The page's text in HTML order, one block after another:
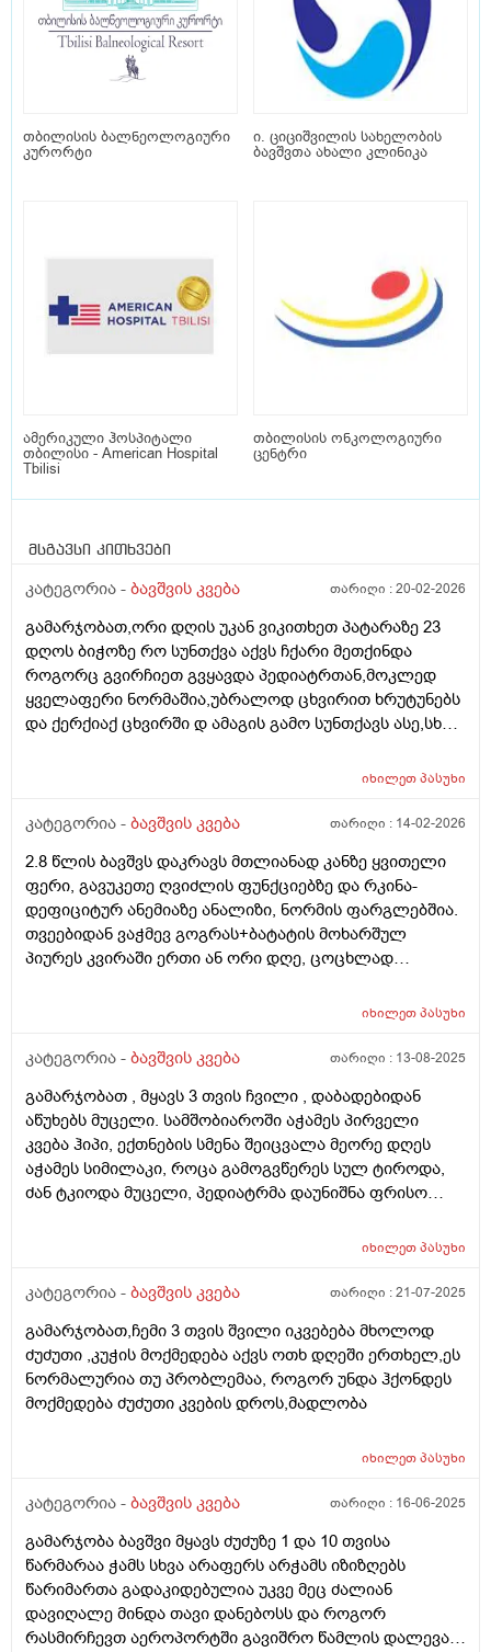
თბილისის ბალნეოლოგიური
კურორტი
ი. ციციშვილის სახელობის
ბავშვთა ახალი კლინიკა
ამერიკული ჰოსპიტალი
თბილისი - American Hospital
Tbilisi
თბილისის ონკოლოგიური
ცენტრი
მსგავსი კითხვები
კატეგორია - ბავშვის კვება თარიღი :20-02-2026
გამარჯობათ,ორი დღის უკან ვიკითხეთ პატარაზე 23
დღოს ბიჭოზე რო სუნთქვა აქვს ჩქარი მეთქინდა
როგორც გვირჩიეთ გვყავდა პედიატრთან,მოკლედ
ყველაფერი ნორმაშია,უბრალოდ ცხვირით ხრუტუნებს
და ქერქიაქ ცხვირში დ ამაგის გამო სუნთქავს ასე,სხვა
დღის 4.600 დღეს ავწონეთ,ჭამს სიმილაკ გოლდ 1.
კიდევ უნდა,ამ საღამოთი არაფრით არ დაიძინა,90
სოსკას ისე წოვს ლამის გახიოს და ასეთ დროს 120 გრ
რო მივცეთ რამე დაშავდება?როცა მივეცით 120 გრ
შეჭამა და კაი ნაქეიფარივით გატრუნული იყო და
ეძინა კარგად,რას გვირჩევთ არ აღებინებს და
პირიქით ეძებს და გადავიყვანოთ პირდაპირ 120
როგორ ჯობია?და რას იტყვით კიდევ სიმილაკი
ორი ჭამა?ახალ დაბადებულზე მიცეს კლინიკაში და
დაკრისტალებული გავიდა კუჭშიო და ვერ მოინელაო
და ახლა ისეა რო არც ბოთლებს იწუნებს ნებისმიერი
სოსკიდან ჭამს ოღონდ ვაჭამოთ,პედიატრმა კი
გვითხრა ისე რო ცოტა ბევრიაო 120 გრამიო მაგრამ
გიჟადაა ქცეული და რავქნაათ?
იხილეთპასუხი
კატეგორია - ბავშვის კვება თარიღი : 14-02-2026
2.8 წლის ბავშვს დაკრავს მთლიანად კანზე ყვითელი
ფერი, გავუკეთე ღვიძლის ფუნქციებზე და რკინა-
დეფიციტურ ანემიაზე ანალიზი, ნორმის ფარგლებშია.
თვეებიდან ვაჭმევ გოგრას+ბატატის მოხარშულ
პიურეს კვირაში ერთი ან ორი დღე, ცოცხლად
სეზონზე მანდარინსაც საკმაოდ ბევრს მიირთმევდა.
სხვა რამე ანალიზი გავუკეთო კიდევ? ბავშვი აქტიურია
იხილეთპასუხი
კატეგორია - ბავშვის კვება თარიღი : 13-08-2025
გამარჯობათ , მყავს 3 თვის ჩვილი , დაბადებიდან
აწუხებს მუცელი. სამშობიაროში აჭამეს პირველი
კვება ჰიპი, ექთნების სმენა შეიცვალა მეორე დღეს
აჭამეს სიმილაკი, როცა გამოგვწერეს სულ ტიროდა,
ძან ტკიოდა მუცელი, პედიატრმა დაუნიშნა ფრისო
კურკლებივით გადიოდა ბავშვი, დაუნიშნა პეპ აცე, პეპ
კომფორტ არ, ჰიპის კომფორტიც ვაჭამე,
გააგიჟა. გაზების წამლები უარეს უშვრება. და ბოლოს
ფრისო მულტიო მიიღო კარგად, გაზები ისევ აწუხებს
მაგრამ არ ტირის, ვაჭმევ ფრისო მულტიოს 2 თვიდან.
თხის რძეს აქებს ბევრი და როგორია??? . ორი კვირაა
ხმები და ბოლომდე არ ჭამდა, პედიატრმა დაუნიშნა
ერთი დღე მხოლოდ ერთხელ დღეში და დაიწყო ჭამა,
ათი დღის მერე ისევ ისე დაიწყო, დავალევინე კიდევ
და ჭამს ხუთი დღეა გასული, სულ ორჯერ მივეცი
ქვამატელი და ანოტაციაში წავიკითხე რომ
ჩვილებისთვის არ წერია, ძალიან შემეშინდა,
საყურადღებო ხომ არ არის? პედიატრი მარწმუნებს
იხილეთპასუხი
კატეგორია - ბავშვის კვება თარიღი :21-07-2025
გამარჯობათ,ჩემი 3 თვის შვილი იკვებება მხოლოდ
ძუძუთი ,კუჭის მოქმედება აქვს ოთხ დღეში ერთხელ,ეს
ნორმალურია თუ პრობლემაა, როგორ უნდა ჰქონდეს
მოქმედება ძუძუთი კვების დროს,მადლობა
იხილეთპასუხი
კატეგორია - ბავშვის კვება თარიღი : 16-06-2025
გამარჯობა ბავშვი მყავს ძუძუზე 1 და 10 თვისა
წარმარაა ჭამს სხვა არაფერს არჭამს იზიზღებს
წარიმართა გადაკიდებულია უკვე მეც ძალიან
დავიღალე მინდა თავი დანებოსს და როგორ
რასმირჩევთ აეროპორტში გავიშრო წამლის დალევას